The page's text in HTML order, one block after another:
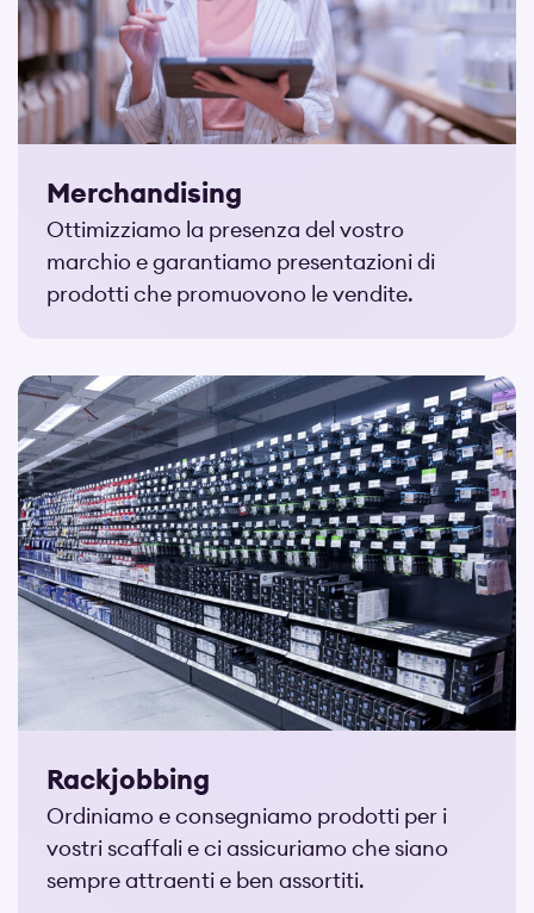
Merchandising
Ottimizziamo la presenza del vostro
marchio e garantiamo presentazioni di
prodotti che promuovono le vendite.
Rackjobbing
Ordiniamo e consegniamo prodotti per i
vostri scaffali e ci assicuriamo che siano
sempre attraenti e ben assortiti.